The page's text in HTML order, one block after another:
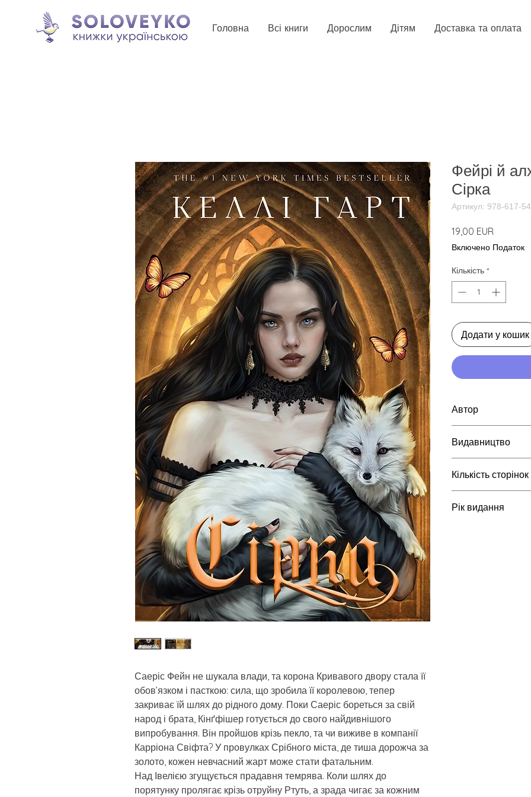
Головна Всі книги Дорослим Дітям Доставка та оплата
Саеріс Фейн не шукала влади, та корона Кривавого двору стала її
обов’язком і пасткою: сила, що зробила її королевою, тепер
закриває їй шлях до рідного дому. Поки Саеріс бореться за свій
народ і брата, Кінґфішер готується до свого найдивнішого
випробування. Він пройшов крізь пекло, та чи виживе в компанії
Карріона Свіфта? У провулках Срібного міста, де тиша дорожча за
золото, кожен невчасний жарт може стати фатальним.
Над Івелією згущується прадавня темрява. Коли шлях до
порятунку пролягає крізь отруйну Ртуть, а зрада чигає за кожним
Фейрі й
Сірка
Артикул: 978-617-
19,00 EUR
Включено Податок
Кількість *
Додати у кошик
Автор
Видавництво
Кількість сторінок
Рік видання